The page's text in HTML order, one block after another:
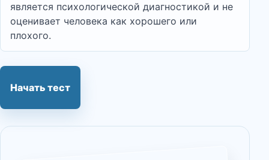
является психологической диагностикой и не
оценивает человека как хорошего или
плохого.
Начать тест